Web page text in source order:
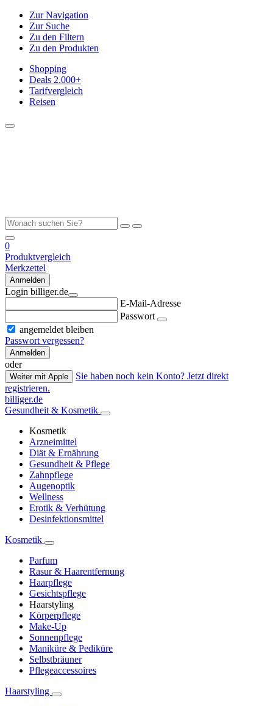
Zur Navigation
Zur Suche
Zu den Filtern
Zu den Produkten
Shopping
Deals 2.000+
Tarifvergleich
Reisen
0
Produktvergleich
Merkzettel
Anmelden
Login billiger.de
E-Mail-Adresse
Passwort
angemeldet bleiben
Passwort vergessen?
Anmelden
oder
Weiter mit Apple
Sie haben noch kein Konto? Jetzt direkt
registrieren.
billiger.de
Gesundheit & Kosmetik
Kosmetik
Arzneimittel
Diät & Ernährung
Gesundheit & Pflege
Zahnpflege
Augenoptik
Wellness
Erotik & Verhütung
Desinfektionsmittel
Kosmetik
Parfum
Rasur & Haarentfernung
Haarpflege
Gesichtspflege
Haarstyling
Körperpflege
Make-Up
Sonnenpflege
Maniküre & Pediküre
Selbstbräuner
Pflegeaccessoires
Haarstyling